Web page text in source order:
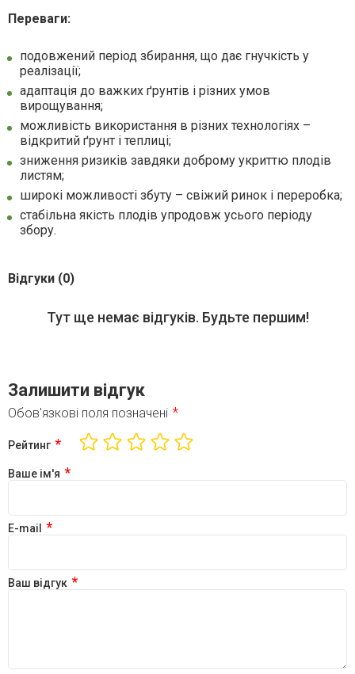
Переваги:
подовжений період збирання, що дає гнучкість у
реалізації;
адаптація до важких ґрунтів і різних умов
вирощування;
можливість використання в різних технологіях –
відкритий ґрунт і теплиці;
зниження ризиків завдяки доброму укриттю плодів
листям;
широкі можливості збуту – свіжий ринок і переробка;
стабільна якість плодів упродовж усього періоду
збору.
Відгуки (0)
Тут ще немає відгуків. Будьте першим!
Залишити відгук
Обов'язкові поля позначені *
Рейтинг *
Ваше ім'я *
E-mail *
Ваш відгук *